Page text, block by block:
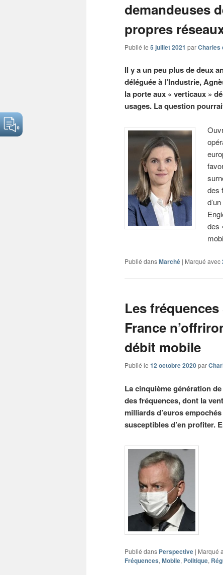
demandeuses
propres
Publié le 5 juillet 2021 parCharles
Il y a un peu plus de deux
déléguée à l’Industrie,
la porte aux « verticaux »
usages. La question
des
des
Publié dansMarché | Marqué avec
Les
France
débit mobile
Publié le 12 octobre 2020par
La cinquième génération
des fréquences, dont la
milliards d’euros
susceptibles d’en profiter.
Publié dans Perspective | Marqué
Fréquences, Mobile, Politique,